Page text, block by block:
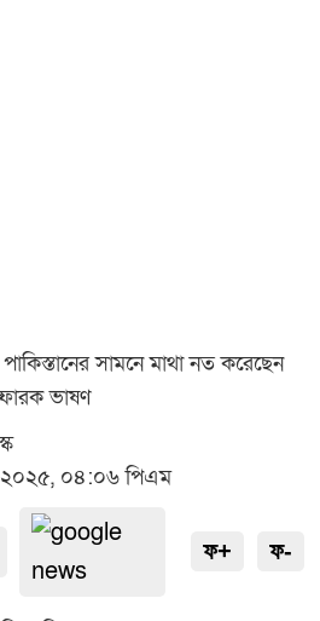
সামনে মাথা নত করেছেন
ভাষণ
২০২৫, ০৪:০৬ পিএম
ফ+ ফ-